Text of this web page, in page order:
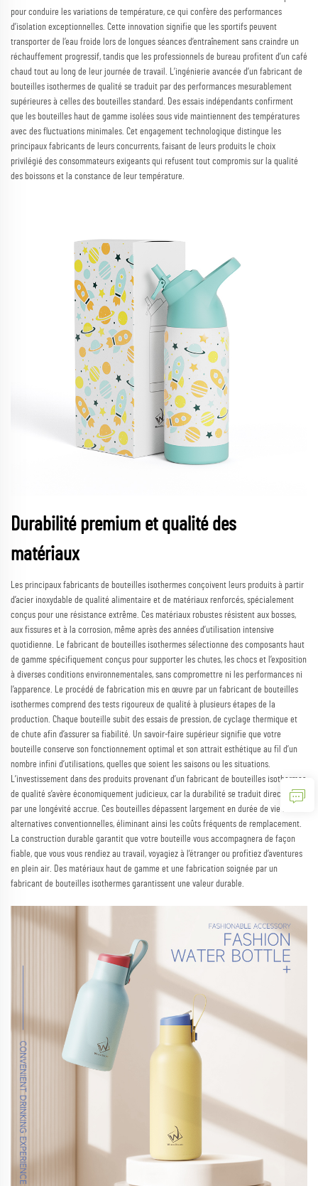
pour conduire les variations de température, ce qui confère des performances
d’isolation exceptionnelles. Cette innovation signifie que les sportifs peuvent
transporter de l’eau froide lors de longues séances d’entraînement sans craindre un
réchauffement progressif, tandis que les professionnels de bureau profitent d’un café
chaud tout au long de leur journée de travail. L’ingénierie avancée d’un fabricant de
bouteilles isothermes de qualité se traduit par des performances mesurablement
supérieures à celles des bouteilles standard. Des essais indépendants confirment
que les bouteilles haut de gamme isolées sous vide maintiennent des températures
avec des fluctuations minimales. Cet engagement technologique distingue les
principaux fabricants de leurs concurrents, faisant de leurs produits le choix
privilégié des consommateurs exigeants qui refusent tout compromis sur la qualité
des boissons et la constance de leur température.
Durabilité premium et qualité des
matériaux
Les principaux fabricants de bouteilles isothermes conçoivent leurs produits à partir
d’acier inoxydable de qualité alimentaire et de matériaux renforcés, spécialement
conçus pour une résistance extrême. Ces matériaux robustes résistent aux bosses,
aux fissures et à la corrosion, même après des années d’utilisation intensive
quotidienne. Le fabricant de bouteilles isothermes sélectionne des composants haut
de gamme spécifiquement conçus pour supporter les chutes, les chocs et l’exposition
à diverses conditions environnementales, sans compromettre ni les performances ni
l’apparence. Le procédé de fabrication mis en œuvre par un fabricant de bouteilles
isothermes comprend des tests rigoureux de qualité à plusieurs étapes de la
production. Chaque bouteille subit des essais de pression, de cyclage thermique et
de chute afin d’assurer sa fiabilité. Un savoir-faire supérieur signifie que votre
bouteille conserve son fonctionnement optimal et son attrait esthétique au fil d’un
nombre infini d’utilisations, quelles que soient les saisons ou les situations.
L’investissement dans des produits provenant d’un fabricant de bouteilles isothermes
de qualité s’avère économiquement judicieux, car la durabilité se traduit directement
par une longévité accrue. Ces bouteilles dépassent largement en durée de vie les
alternatives conventionnelles, éliminant ainsi les coûts fréquents de remplacement.
La construction durable garantit que votre bouteille vous accompagnera de façon
fiable, que vous vous rendiez au travail, voyagiez à l’étranger ou profitiez d’aventures
en plein air. Des matériaux haut de gamme et une fabrication soignée par un
fabricant de bouteilles isothermes garantissent une valeur durable.